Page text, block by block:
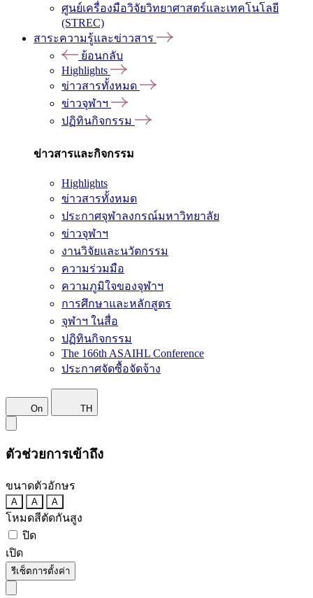
ศูนย์เครื่องมือวิจัยวิทยาศาสตร์และเทคโนโลยี
(STREC)
สาระความรู้และข่าวสาร
ย้อนกลับ
Highlights
ข่าวสารทั้งหมด
ข่าวจุฬาฯ
ปฏิทินกิจกรรม
ข่าวสารและกิจกรรม
Highlights
ข่าวสารทั้งหมด
ประกาศจุฬาลงกรณ์มหาวิทยาลัย
ข่าวจุฬาฯ
งานวิจัยและนวัตกรรม
ความร่วมมือ
ความภูมิใจของจุฬาฯ
การศึกษาและหลักสูตร
จุฬาฯ ในสื่อ
ปฏิทินกิจกรรม
The 166th ASAIHL Conference
ประกาศจัดซื้อจัดจ้าง
On TH
ตัวช่วยการเข้าถึง
ขนาดตัวอักษร
A A A
โหมดสีตัดกันสูง
ปิด
เปิด
รีเซ็ตการตั้งค่า